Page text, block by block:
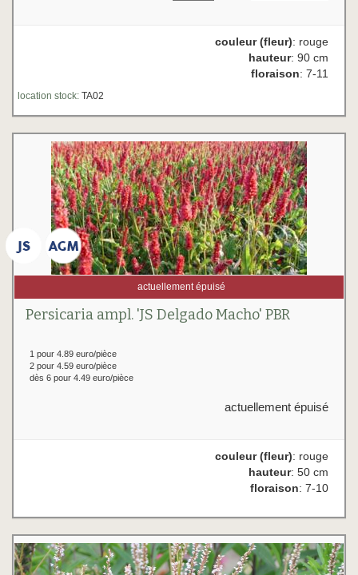
couleur (fleur): rouge
hauteur: 90 cm
floraison: 7-11
location stock: TA02
actuellement épuisé
Persicaria ampl. 'JS Delgado Macho' PBR
1 pour 4.89 euro/pièce
2 pour 4.59 euro/pièce
dès 6 pour 4.49 euro/pièce
actuellement épuisé
couleur (fleur): rouge
hauteur: 50 cm
floraison: 7-10